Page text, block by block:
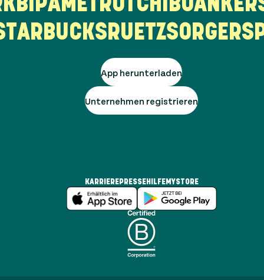
BIPA METROTCHIBO
RUETZSORGER
App herunterladen
Unternehmen registrieren
KARRIEREPRESSEHILFEMYSTORE